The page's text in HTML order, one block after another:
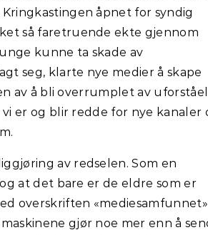
åpnet for syndig
så faretruende ekte gjennom
kunne ta skade av
seg, klarte nye medier å skape
av å bli overrumplet av
er og blir redde for nye kanaler
av redselen. Som en
at det bare er de eldre som er
overskriften
gjør noe mer enn å